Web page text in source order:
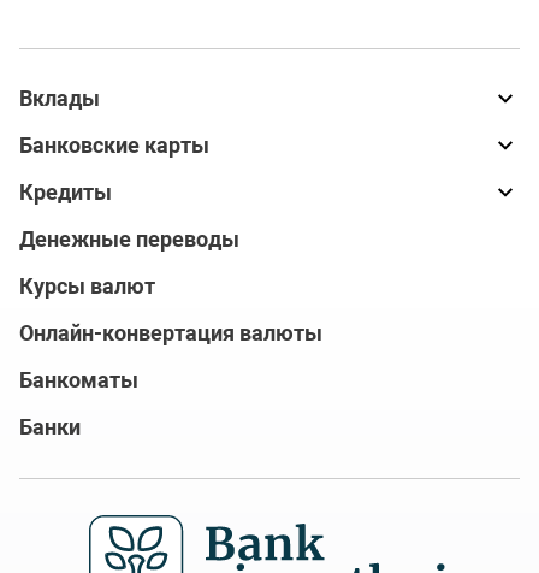
Вклады
Банковские карты
Кредиты
Денежные переводы
Курсы валют
Онлайн-конвертация валюты
Банкоматы
Банки